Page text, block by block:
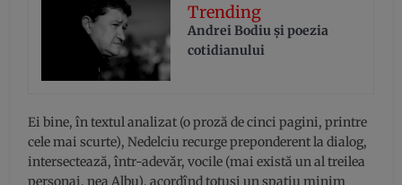
Trending
Andrei Bodiu şi poezia
cotidianului
Ei bine, în textul analizat (o proză de cinci pagini, printre
cele mai scurte), Nedelciu recurge preponderent la dialog,
intersectează, într-adevăr, vocile (mai există un al treilea
personaj, nea Albu), acordînd totuşi un spaţiu minim